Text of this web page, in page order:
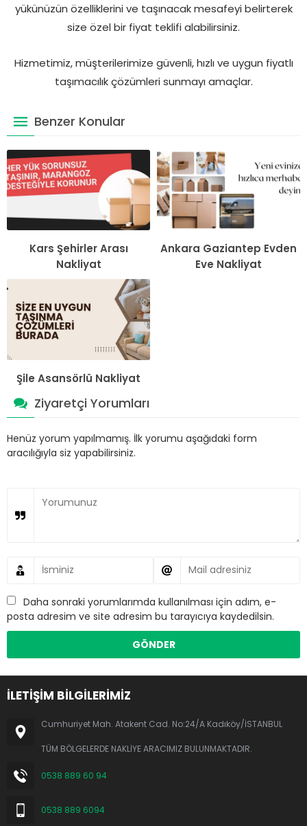
yükünüzün özelliklerini ve taşınacak mesafeyi belirterek
size özel bir fiyat teklifi alabilirsiniz.
Hizmetimiz, müşterilerimize güvenli, hızlı ve uygun fiyatlı
taşımacılık çözümleri sunmayı amaçlar.
Benzer Konular
Kars Şehirler Arası
Nakliyat
Ankara Gaziantep Evden
Eve Nakliyat
Şile Asansörlü Nakliyat
Ziyaretçi Yorumları
Henüz yorum yapılmamış. İlk yorumu aşağıdaki form
aracılığıyla siz yapabilirsiniz.
Daha sonraki yorumlarımda kullanılması için adım, e-
posta adresim ve site adresim bu tarayıcıya kaydedilsin.
İLETİŞİM BİLGİLERİMİZ
Cumhuriyet Mah. Atakent Cad. No:24/A Kadıköy/İSTANBUL
TÜM BÖLGELERDE NAKLİYE ARACIMIZ BULUNMAKTADIR.
0538 889 60 94
0538 889 6094